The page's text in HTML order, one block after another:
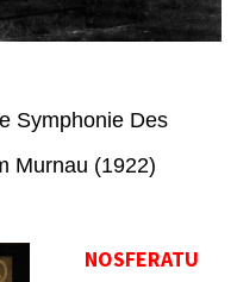
Symphonie Des
Murnau (1922)
NOSFERATU